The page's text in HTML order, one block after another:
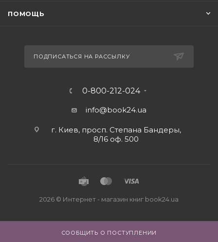
СООБЩИТЬ О ПОСТУПЛЕНИИ
ПОМОЩЬ
ПОДПИСАТЬСЯ НА РАССЫЛКУ
0-800-212-024
info@book24.ua
г. Киев, просп. Степана Бандеры,
8/16 оф. 500
2026 © Интернет - магазин книг book24.ua